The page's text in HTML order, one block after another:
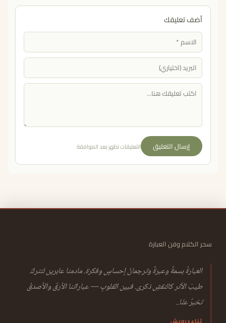
أضف تعليقك
إرسال التعليق التعليقات تظهر بعد الموافقة
سحر الكلام وفن العبارة
العبارةُ بسمةٌ وعبرةٌ وترجمانُ إحساسٍ وفكرة. مادمنا عابرين لنتركَ
طيبَ الأثر كالنقشِ ذكرى. فبين القلوبِ — عباراتنا الأرقّ والأصدقُ
تخبرُ عنّا..
ثناء درويش